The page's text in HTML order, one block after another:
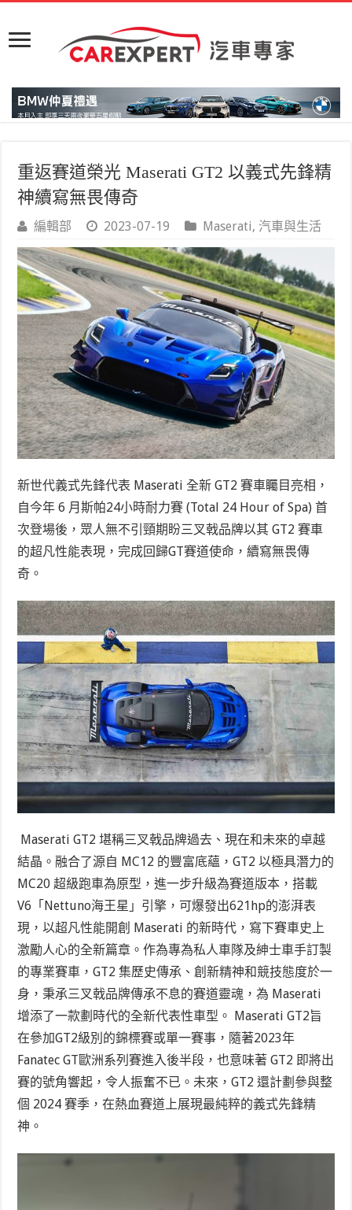
重返賽道榮光 Maserati GT2 以義式先鋒精
神續寫無畏傳奇
編輯部 2023-07-19 Maserati, 汽車與生活
新世代義式先鋒代表 Maserati 全新 GT2 賽車矚目亮相，
自今年 6 月斯帕24小時耐力賽 (Total 24 Hour of Spa) 首
次登場後，眾人無不引頸期盼三叉戟品牌以其 GT2 賽車
的超凡性能表現，完成回歸GT賽道使命，續寫無畏傳
奇。
Maserati GT2 堪稱三叉戟品牌過去、現在和未來的卓越
結晶。融合了源自 MC12 的豐富底蘊，GT2 以極具潛力的
MC20 超級跑車為原型，進一步升級為賽道版本，搭載
V6「Nettuno海王星」引擎，可爆發出621hp的澎湃表
現，以超凡性能開創 Maserati 的新時代，寫下賽車史上
激勵人心的全新篇章。作為專為私人車隊及紳士車手訂製
的專業賽車，GT2 集歷史傳承、創新精神和競技態度於一
身，秉承三叉戟品牌傳承不息的賽道靈魂，為 Maserati
增添了一款劃時代的全新代表性車型。 Maserati GT2旨
在參加GT2級別的錦標賽或單一賽事，隨著2023年
Fanatec GT歐洲系列賽進入後半段，也意味著 GT2 即將出
賽的號角響起，令人振奮不已。未來，GT2 還計劃參與整
個 2024 賽季，在熱血賽道上展現最純粹的義式先鋒精
神。